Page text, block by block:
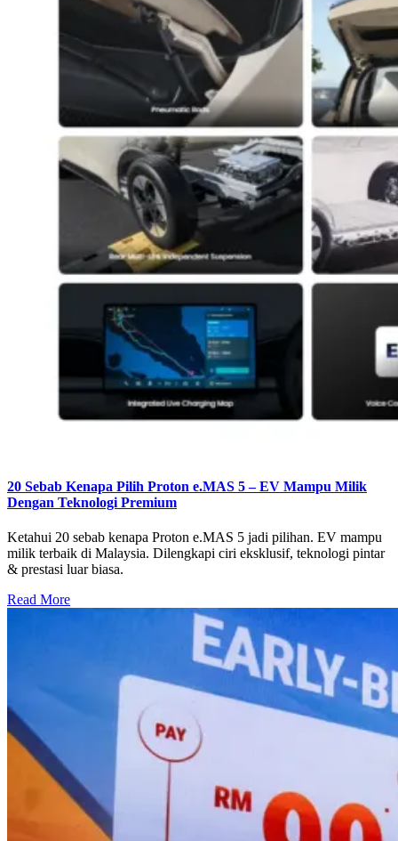
20 Sebab Kenapa Pilih Proton e.MAS 5 – EV Mampu Milik
Dengan Teknologi Premium
Ketahui 20 sebab kenapa Proton e.MAS 5 jadi pilihan. EV mampu
milik terbaik di Malaysia. Dilengkapi ciri eksklusif, teknologi pintar
& prestasi luar biasa.
Read More